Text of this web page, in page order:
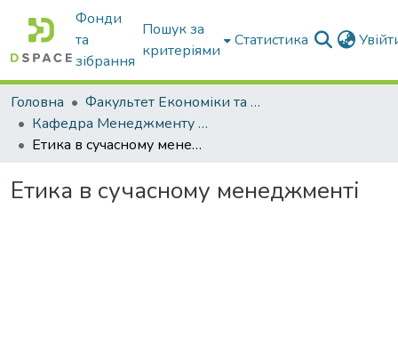
Фонди
та
зібрання
Пошук за
критеріями
Статистика
Головна
Факультет Економіки та бізнесу
Кафедра Менеджменту та публічного адміністрування
Етика в сучасному менеджменті
Етика в сучасному менеджменті